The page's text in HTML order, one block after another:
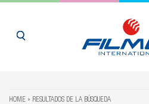
HOME RESULTADOS DE LA BÚSQUEDA